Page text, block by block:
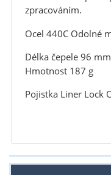
zpracováním.
Ocel 440C Odolné
Délka čepele 96
Hmotnost 187 g
Pojistka Liner Lock